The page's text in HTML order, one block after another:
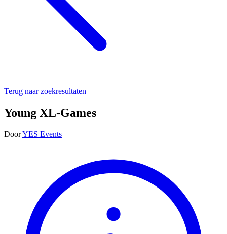
Terug naar zoekresultaten
Young XL-Games
DoorYES Events